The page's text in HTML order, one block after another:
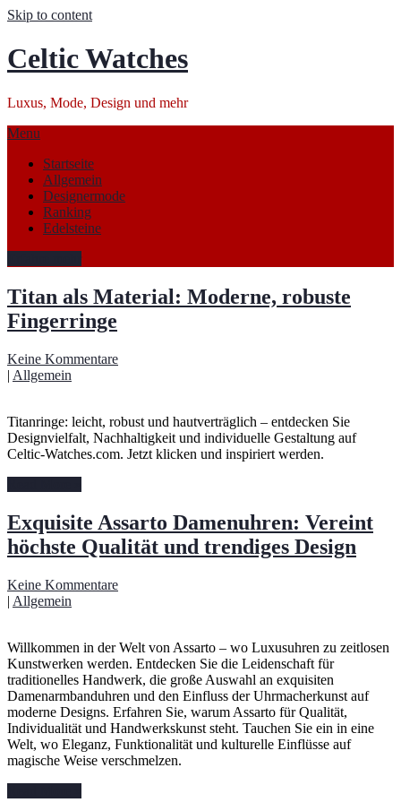
Skip to content
Celtic Watches
Luxus, Mode, Design und mehr
Menu
Startseite
Allgemein
Designermode
Ranking
Edelsteine
Titan als Material: Moderne, robuste
Fingerringe
Keine Kommentare
| Allgemein
Titanringe: leicht, robust und hautverträglich – entdecken Sie
Designvielfalt, Nachhaltigkeit und individuelle Gestaltung auf
Celtic-Watches.com. Jetzt klicken und inspiriert werden.
Exquisite Assarto Damenuhren: Vereint
höchste Qualität und trendiges Design
Keine Kommentare
| Allgemein
Willkommen in der Welt von Assarto – wo Luxusuhren zu zeitlosen
Kunstwerken werden. Entdecken Sie die Leidenschaft für
traditionelles Handwerk, die große Auswahl an exquisiten
Damenarmbanduhren und den Einfluss der Uhrmacherkunst auf
moderne Designs. Erfahren Sie, warum Assarto für Qualität,
Individualität und Handwerkskunst steht. Tauchen Sie ein in eine
Welt, wo Eleganz, Funktionalität und kulturelle Einflüsse auf
magische Weise verschmelzen.